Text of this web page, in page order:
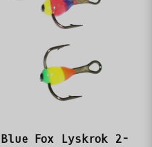
Blue Fox Lyskrok 2-